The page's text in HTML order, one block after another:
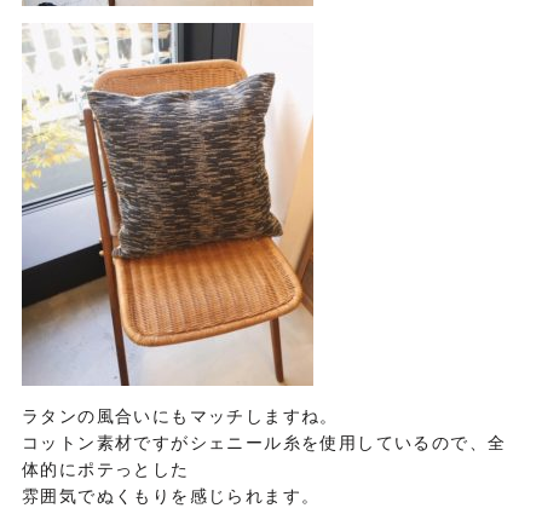
ラタンの風合いにもマッチしますね。
コットン素材ですがシェニール糸を使用しているので、全
体的にポテっとした
雰囲気でぬくもりを感じられます。